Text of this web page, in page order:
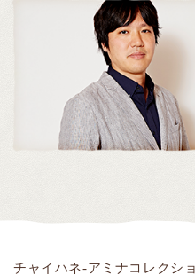
チャイハネ-アミナコレクシ